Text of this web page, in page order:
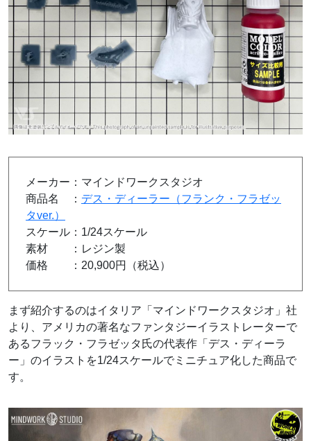
メーカー：マインドワークスタジオ
商品名 ： デス・ディーラー（フランク・フラゼッ
タver.）
スケール：1/24スケール
素材 ：レジン製
価格 ：20,900円（税込）
まず紹介するのはイタリア「マインドワークスタジオ」社
より、アメリカの著名なファンタジーイラストレーターで
あるフラック・フラゼッタ氏の代表作「デス・ディーラ
ー」のイラストを1/24スケールでミニチュア化した商品で
す。